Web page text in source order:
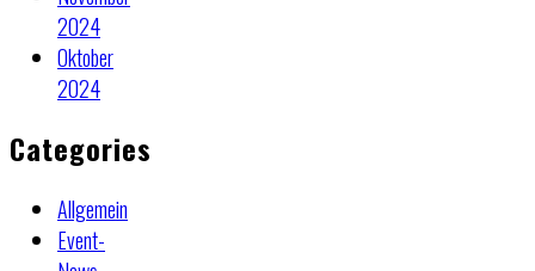
2024
Oktober
2024
Categories
Allgemein
Event-